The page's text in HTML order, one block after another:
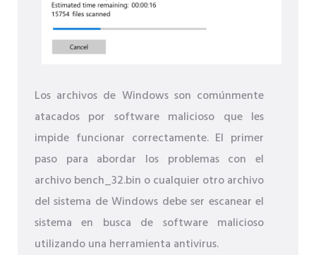
Los archivos de Windows son comúnmente
atacados por software malicioso que les
impide funcionar correctamente. El primer
paso para abordar los problemas con el
archivo bench_32.bin o cualquier otro archivo
del sistema de Windows debe ser escanear el
sistema en busca de software malicioso
utilizando una herramienta antivirus.